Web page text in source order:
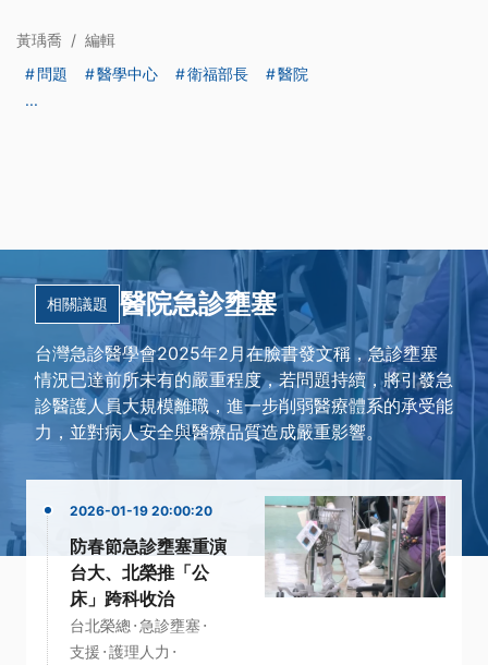
黃瑀喬 / 編輯
問題
醫學中心 衛福部長
醫院
...
相關議題 醫院急診壅塞
台灣急診醫學會2025年2月在臉書發文稱，急診壅塞
情況已達前所未有的嚴重程度，若問題持續，將引發急
診醫護人員大規模離職，進一步削弱醫療體系的承受能
力，並對病人安全與醫療品質造成嚴重影響。
2026-01-19 20:00:20
防春節急診壅塞重演
台大、北榮推「公
床」跨科收治
台北榮總 · 急診壅塞 ·
支援 ·護理人力 ·